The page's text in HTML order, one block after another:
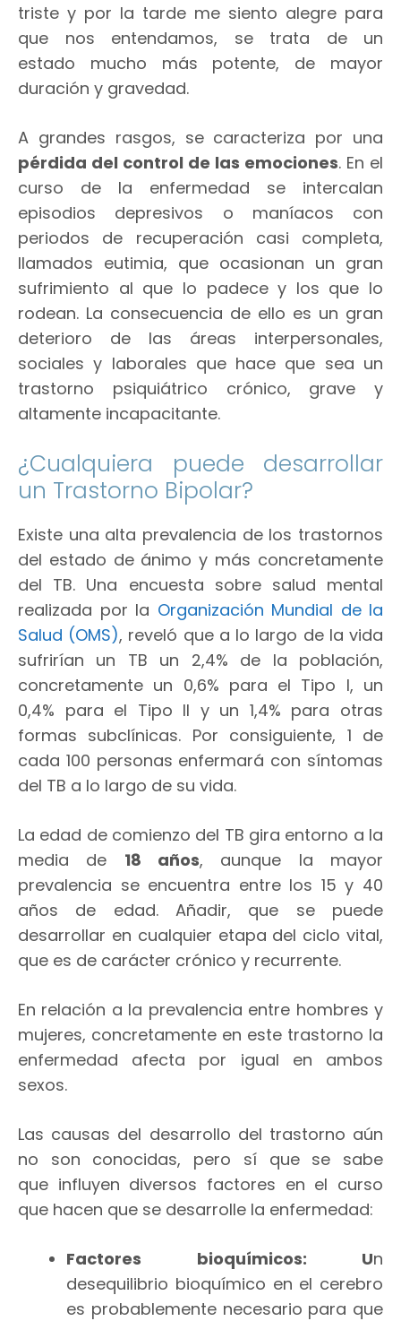
triste y por la tarde me siento alegre para
que nos entendamos, se trata de un
estado mucho más potente, de mayor
duración y gravedad.
A grandes rasgos, se caracteriza por una
pérdida del control de las emociones. En el
curso de la enfermedad se intercalan
episodios depresivos o maníacos con
periodos de recuperación casi completa,
llamados eutimia, que ocasionan un gran
sufrimiento al que lo padece y los que lo
rodean. La consecuencia de ello es un gran
deterioro de las áreas interpersonales,
sociales y laborales que hace que sea un
trastorno psiquiátrico crónico, grave y
altamente incapacitante.
¿Cualquiera puede desarrollar
un Trastorno Bipolar?
Existe una alta prevalencia de los trastornos
del estado de ánimo y más concretamente
del TB. Una encuesta sobre salud mental
realizada por la Organización Mundial de la
Salud (OMS), reveló que a lo largo de la vida
sufrirían un TB un 2,4% de la población,
concretamente un 0,6% para el Tipo I, un
0,4% para el Tipo II y un 1,4% para otras
formas subclínicas. Por consiguiente, 1 de
cada 100 personas enfermará con síntomas
del TB a lo largo de su vida.
La edad de comienzo del TB gira entorno a la
media de 18 años, aunque la mayor
prevalencia se encuentra entre los 15 y 40
años de edad. Añadir, que se puede
desarrollar en cualquier etapa del ciclo vital,
que es de carácter crónico y recurrente.
En relación a la prevalencia entre hombres y
mujeres, concretamente en este trastorno la
enfermedad afecta por igual en ambos
sexos.
Las causas del desarrollo del trastorno aún
no son conocidas, pero sí que se sabe
que influyen diversos factores en el curso
que hacen que se desarrolle la enfermedad:
Factores bioquímicos: Un
desequilibrio bioquímico en el cerebro
es probablemente necesario para que